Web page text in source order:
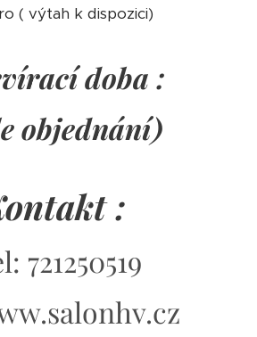
( výtah k dispozici)
doba :
objednání)
:
721250519